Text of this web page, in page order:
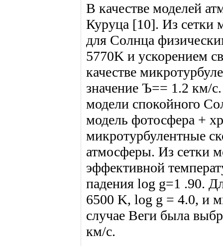
В качестве моделей
Куруца [10]. Из сетки
для Солнца
5770K и ускорением
качестве
значение Ъ== 1.2 км/
модели спокойного
модель фотосфера +
микротурбулентные
атмосферы. Из сетки
эффективной
падения log g=1 .90.
6500 K, log g = 4.0, и
случае Веги была
км/с.